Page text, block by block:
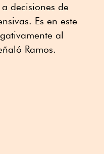
decisiones de
Es en este
al
Ramos.